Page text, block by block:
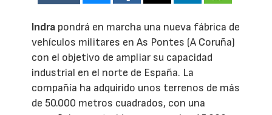
Indra pondrá en marcha una nueva fábrica de
vehículos militares en As Pontes (A Coruña)
con el objetivo de ampliar su capacidad
industrial en el norte de España. La
compañía ha adquirido unos terrenos de más
de 50.000 metros cuadrados, con una